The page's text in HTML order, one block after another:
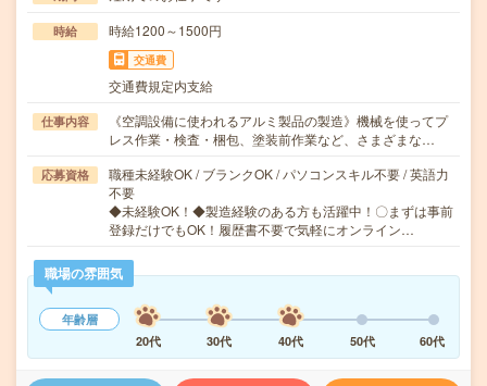
時給 時給1200～1500円
交通費
交通費規定内支給
仕事内容
《空調設備に使われるアルミ製品の製造》機械を使ってプ
レス作業・検査・梱包、塗装前作業など、さまざまな…
応募資格
職種未経験OK / ブランクOK / パソコンスキル不要 / 英語力
不要
◆未経験OK！◆製造経験のある方も活躍中！〇まずは事前
登録だけでもOK！履歴書不要で気軽にオンライン…
職場の雰囲気
年齢層
20代
30代 40代 50代 60代